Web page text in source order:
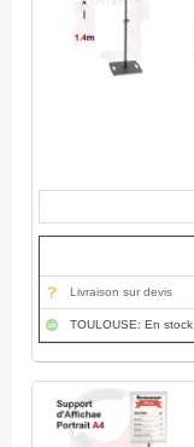
Livraison sur devis
TOULOUSE: En stock